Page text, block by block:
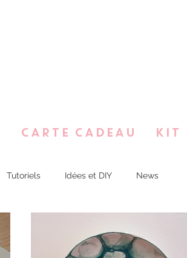
CARTE CADEAU KIT
Tutoriels Idées et DIY News